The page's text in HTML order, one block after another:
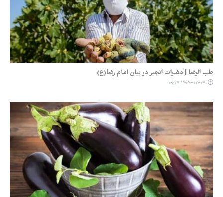
طب الرضا | مضرات انجیر در بیان امام رضا(ع)
۱۴۰۴-۱۲-۲۷ ۰۹:۲۷